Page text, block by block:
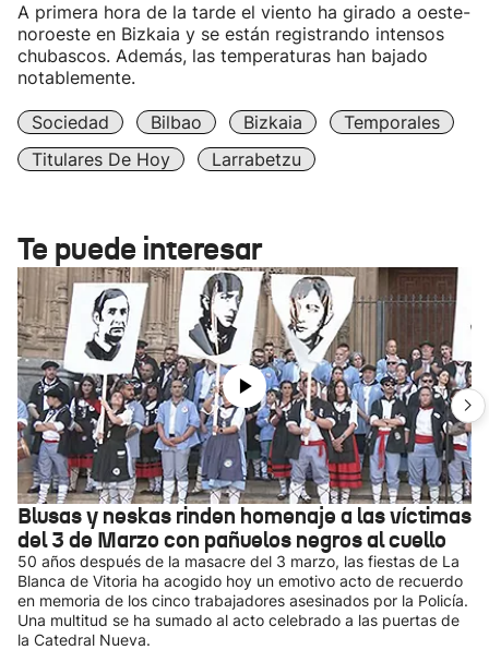
A primera hora de la tarde el viento ha girado a oeste-
noroeste en Bizkaia y se están registrando intensos
chubascos. Además, las temperaturas han bajado
notablemente.
Sociedad Bilbao Bizkaia
Temporales
Titulares De Hoy
Larrabetzu
Te puede interesar
Blusas y neskas rinden homenaje a las víctimas
del 3 de Marzo con pañuelos negros al cuello
50 años después de la masacre del 3 marzo, las fiestas de La
Blanca de Vitoria ha acogido hoy un emotivo acto de recuerdo
en memoria de los cinco trabajadores asesinados por la Policía.
Una multitud se ha sumado al acto celebrado a las puertas de
la Catedral Nueva.